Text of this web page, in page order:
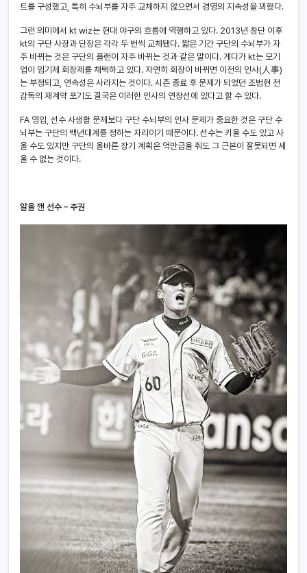
트를 구성했고, 특히 수뇌부를 자주 교체하지 않으면서 경영의 지속성을 꾀했다.
그런 의미에서 kt wiz는 현대 야구의 흐름에 역행하고 있다. 2013년 창단 이후
kt의 구단 사장과 단장은 각각 두 번씩 교체됐다. 짧은 기간 구단의 수뇌부가 자
주 바뀌는 것은 구단의 플랜이 자주 바뀌는 것과 같은 말이다. 게다가 kt는 모기
업이 임기제 회장제를 채택하고 있다. 자연히 회장이 바뀌면 이전의 인사(人事)
는 부정되고, 연속성은 사라지는 것이다. 시즌 종료 후 문제가 되었던 조범현 전
감독의 재계약 포기도 결국은 이러한 인사의 연장선에 있다고 할 수 있다.
FA 영입, 선수 사생활 문제보다 구단 수뇌부의 인사 문제가 중요한 것은 구단 수
뇌부는 구단의 백년대계를 정하는 자리이기 때문이다. 선수는 키울 수도 있고 사
올 수도 있지만 구단의 올바른 장기 계획은 억만금을 줘도 그 근본이 잘못되면 세
울 수 없는 것이다.
알을 깬 선수 – 주권